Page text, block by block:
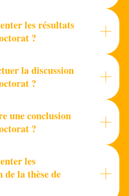
les résultats
?
la discussion
?
une conclusion
?
les
la thèse de